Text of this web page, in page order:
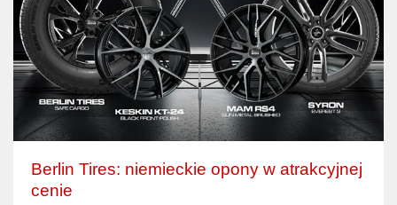
Berlin Tires: niemieckie opony w atrakcyjnej
cenie